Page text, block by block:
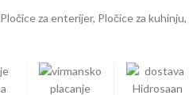
Pločice za enterijer, Pločice za kuhinju,